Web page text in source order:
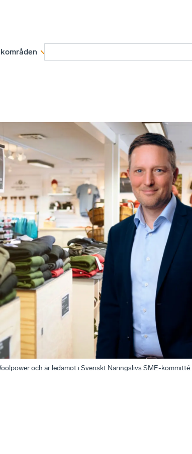
och är ledamot i Svenskt Näringslivs SME-kommitté.